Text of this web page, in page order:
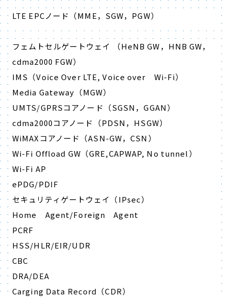
LTE EPCノード（MME，SGW，PGW）
フェムトセルゲートウェイ （HeNB GW，HNB GW，
cdma2000 FGW）
IMS（Voice Over LTE, Voice over Wi-Fi）
Media Gateway（MGW）
UMTS/GPRSコアノード（SGSN，GGAN）
cdma2000コアノード（PDSN，HSGW）
WiMAXコアノード（ASN-GW，CSN）
Wi-Fi Offload GW（GRE,CAPWAP, No tunnel）
Wi-Fi AP
ePDG/PDIF
セキュリティゲートウェイ（IPsec）
Home Agent/Foreign Agent
PCRF
HSS/HLR/EIR/UDR
CBC
DRA/DEA
Carging Data Record（CDR）